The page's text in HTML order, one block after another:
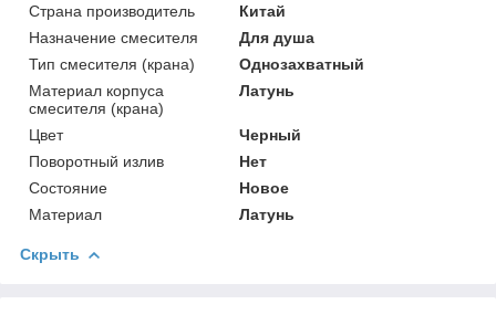
Страна производитель
Китай
Назначение смесителя
Для душа
Тип смесителя (крана)
Однозахватный
Материал корпуса
смесителя (крана)
Латунь
Цвет
Черный
Поворотный излив
Нет
Состояние
Новое
Материал
Латунь
Скрыть